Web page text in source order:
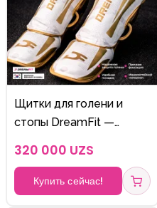
Щитки для голени и
стопы DreamFit —
кикбоксинга, муай-тай,
shin instep guards
320 000 UZS
Купить сейчас!